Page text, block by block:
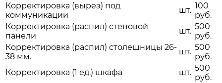
Корректировка (вырез) под
коммуникации
шт. 100
руб.
Корректировка (распил) стеновой
панели
шт. 500
руб.
Корректировка (распил) столешницы 26-
38 мм.
шт. 500
руб.
Корректировка (1 ед.) шкафа
шт. 500
руб.